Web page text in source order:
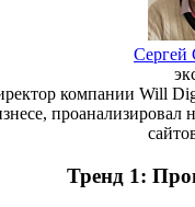
Сергей
компании Will
проанализировал
Тренд 1: